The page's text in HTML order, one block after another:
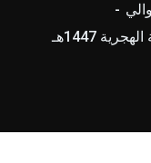
1447هـ